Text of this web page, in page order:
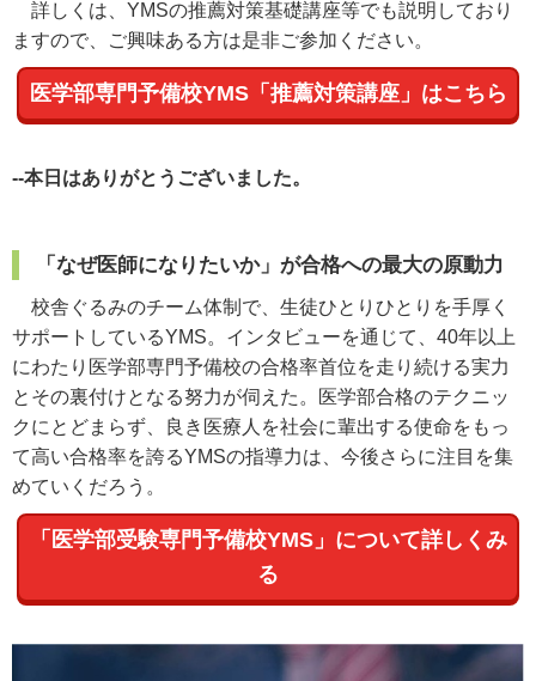
詳しくは、YMSの推薦対策基礎講座等でも説明しており
ますので、ご興味ある方は是非ご参加ください。
医学部専門予備校YMS「推薦対策講座」はこちら
--本日はありがとうございました。
「なぜ医師になりたいか」が合格への最大の原動力
校舎ぐるみのチーム体制で、生徒ひとりひとりを手厚く
サポートしているYMS。インタビューを通じて、40年以上
にわたり医学部専門予備校の合格率首位を走り続ける実力
とその裏付けとなる努力が伺えた。医学部合格のテクニッ
クにとどまらず、良き医療人を社会に輩出する使命をもっ
て高い合格率を誇るYMSの指導力は、今後さらに注目を集
めていくだろう。
「医学部受験専門予備校YMS」について詳しくみ
る